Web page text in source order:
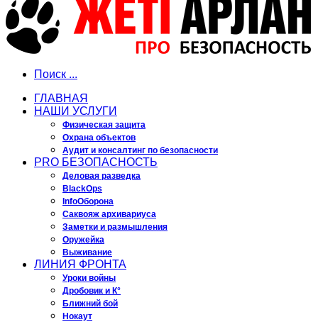
Поиск ...
ГЛАВНАЯ
НАШИ УСЛУГИ
Физическая защита
Охрана объектов
Аудит и консалтинг по безопасности
PRO БЕЗОПАСНОСТЬ
Деловая разведка
BlackOps
InfoОборона
Саквояж архивариуса
Заметки и размышления
Оружейка
Выживание
ЛИНИЯ ФРОНТА
Уроки войны
Дробовик и К°
Ближний бой
Нокаут